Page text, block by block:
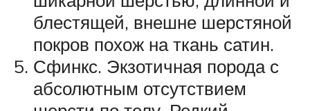
блестящей, внешне шерстяной
покров похож на ткань сатин.
Сфинкс. Экзотичная порода с
абсолютным отсутствием